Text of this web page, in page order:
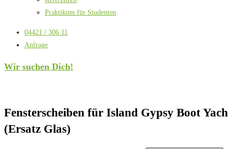
Praktikum für Studenten
04421 / 306 11
Anfrage
Wir suchen Dich!
Fensterscheiben für Island Gypsy Boot
(Ersatz Glas)